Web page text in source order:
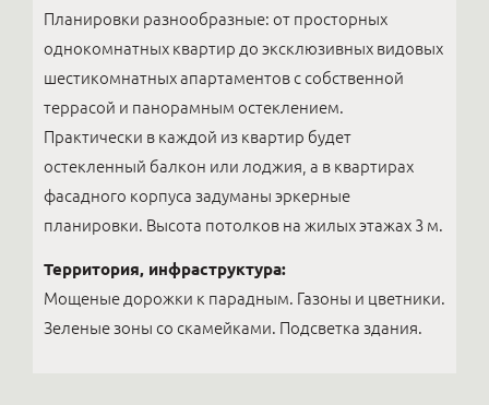
Планировки разнообразные: от просторных
однокомнатных квартир до эксклюзивных видовых
шестикомнатных апартаментов с собственной
террасой и панорамным остеклением.
Практически в каждой из квартир будет
остекленный балкон или лоджия, а в квартирах
фасадного корпуса задуманы эркерные
планировки. Высота потолков на жилых этажах 3 м.
Территория, инфраструктура:
Мощеные дорожки к парадным. Газоны и цветники.
Зеленые зоны со скамейками. Подсветка здания.